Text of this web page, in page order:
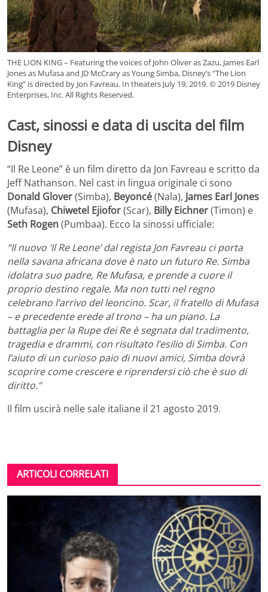
THE LION KING – Featuring the voices of John Oliver as Zazu, James Earl
Jones as Mufasa and JD McCrary as Young Simba, Disney’s “The Lion
King” is directed by Jon Favreau. In theaters July 19, 2019. © 2019 Disney
Enterprises, Inc. All Rights Reserved.
Cast, sinossi e data di uscita del film
Disney
“Il Re Leone” è un film diretto da Jon Favreau e scritto da
Jeff Nathanson. Nel cast in lingua originale ci sono
Donald Glover(Simba), Beyoncé(Nala), James Earl Jones
(Mufasa), Chiwetel Ejiofor(Scar), Billy Eichner(Timon) e
Seth Rogen(Pumbaa). Ecco la sinossi ufficiale:
“Il nuovo ‘Il Re Leone’ dal regista Jon Favreau ci porta
nella savana africana dove è nato un futuro Re. Simba
idolatra suo padre, Re Mufasa, e prende a cuore il
proprio destino regale. Ma non tutti nel regno
celebrano l’arrivo del leoncino. Scar, il fratello di Mufasa
– e precedente erede al trono – ha un piano. La
battaglia per la Rupe dei Re è segnata dal tradimento,
tragedia e drammi, con risultato l’esilio di Simba. Con
l’aiuto di un curioso paio di nuovi amici, Simba dovrà
scoprire come crescere e riprendersi ciò che è suo di
diritto.”
Il film uscirà nelle sale italiane il 21 agosto 2019.
ARTICOLI CORRELATI